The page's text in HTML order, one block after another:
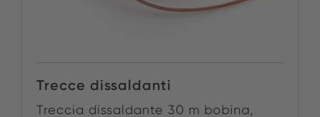
Trecce dissaldanti
Treccia dissaldante 30 m bobina,